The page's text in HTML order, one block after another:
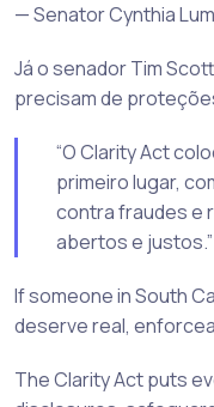
— Senator Cynthia
Já o senador Tim
precisam de
“O Clarity Act
primeiro lugar,
contra fraudes e
abertos e justos.”
If someone in South
deserve real,
The Clarity Act puts